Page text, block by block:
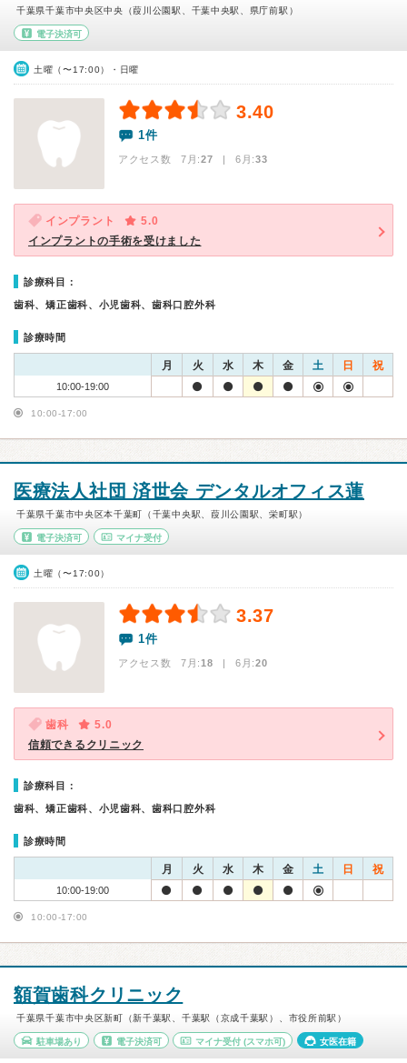
千葉県千葉市中央区中央（葭川公園駅、千葉中央駅、県庁前駅）
電子決済可
土曜（〜17:00）・日曜
3.40
1件
アクセス数 7月:27 | 6月:33
インプラント
5.0
インプラントの手術を受けました
診療科目：
歯科、矯正歯科、小児歯科、歯科口腔外科
診療時間
月 火 水 木 金 土 日 祝
10:00-19:00
10:00-17:00
医療法人社団 済世会 デンタルオフィス蓮
千葉県千葉市中央区本千葉町（千葉中央駅、葭川公園駅、栄町駅）
電子決済可 マイナ受付
土曜（〜17:00）
3.37
1件
アクセス数 7月:18 | 6月:20
歯科
5.0
信頼できるクリニック
診療科目：
歯科、矯正歯科、小児歯科、歯科口腔外科
診療時間
月 火 水 木 金 土 日 祝
10:00-19:00
10:00-17:00
額賀歯科クリニック
千葉県千葉市中央区新町（新千葉駅、千葉駅（京成千葉駅）、市役所前駅）
駐車場あり 電子決済可 マイナ受付 (スマホ可) 女医在籍